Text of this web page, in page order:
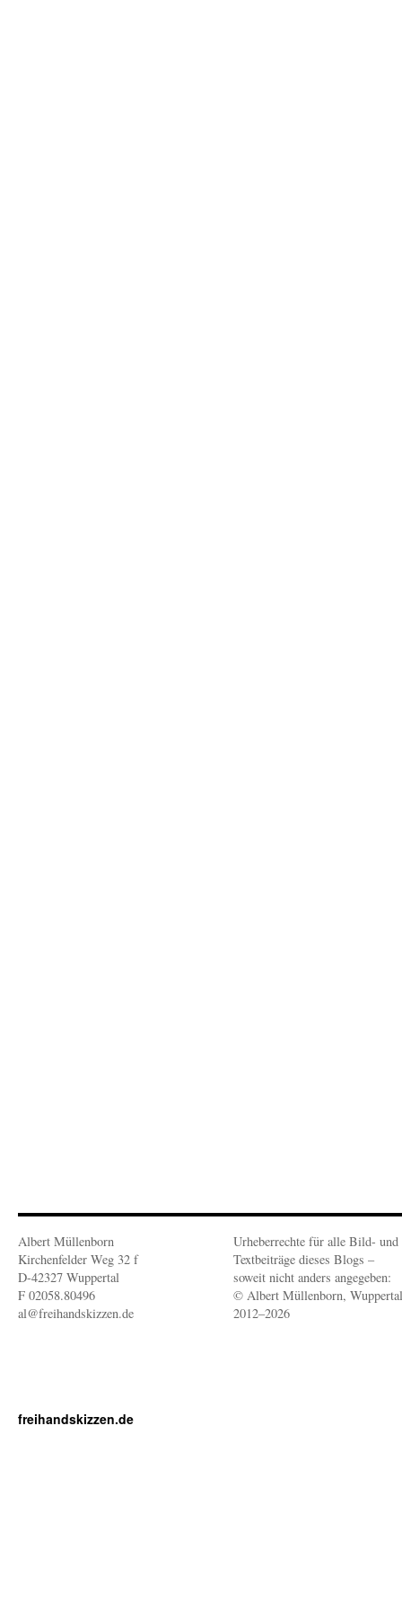
Albert Müllenborn
Kirchenfelder Weg 32 f
D-42327 Wuppertal
F 02058.80496
al@freihandskizzen.de
Urheberrechte für alle Bild- und
Textbeiträge dieses Blogs –
soweit nicht anders angegeben:
© Albert Müllenborn, Wuppertal
2012–2026
freihandskizzen.de